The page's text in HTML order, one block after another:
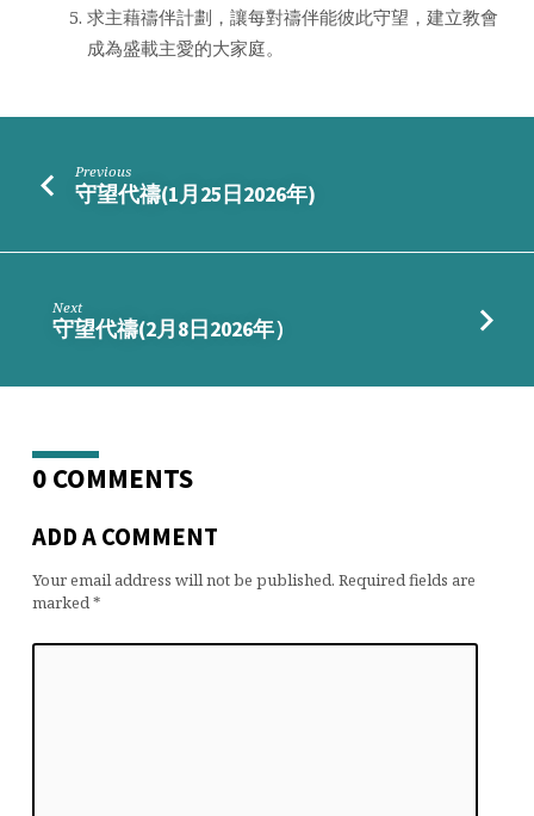
求主藉禱伴計劃，讓每對禱伴能彼此守望，建立教會
成為盛載主愛的大家庭。
Previous
守望代禱(1月25日2026年)
Next
守望代禱(2月8日2026年）
0 COMMENTS
ADD A COMMENT
Your email address will not be published. Required fields are
marked*